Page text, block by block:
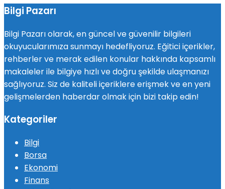
Bilgi Pazarı
Bilgi Pazarı olarak, en güncel ve güvenilir bilgileri
okuyucularımıza sunmayı hedefliyoruz. Eğitici içerikler,
rehberler ve merak edilen konular hakkında kapsamlı
makaleler ile bilgiye hızlı ve doğru şekilde ulaşmanızı
sağlıyoruz. Siz de kaliteli içeriklere erişmek ve en yeni
gelişmelerden haberdar olmak için bizi takip edin!
Kategoriler
Bilgi
Borsa
Ekonomi
Finans